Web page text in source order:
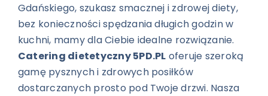
Gdańskiego, szukasz smacznej i zdrowej diety,
bez konieczności spędzania długich godzin w
kuchni, mamy dla Ciebie idealne rozwiązanie.
Catering dietetyczny 5PD.PL oferuje szeroką
gamę pysznych i zdrowych posiłków
dostarczanych prosto pod Twoje drzwi. Nasza